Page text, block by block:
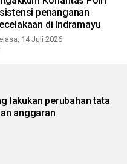
penanganan
di Indramayu
14 Juli 2026
lakukan perubahan tata
anggaran